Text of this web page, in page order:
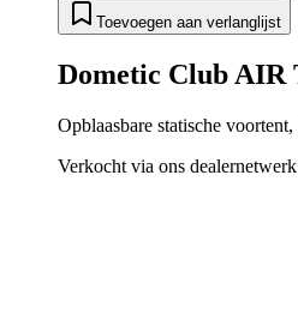
Toevoegen aan verlanglijst
Dometic Club AIR
Opblaasbare statische
Verkocht via ons dealernetwerk